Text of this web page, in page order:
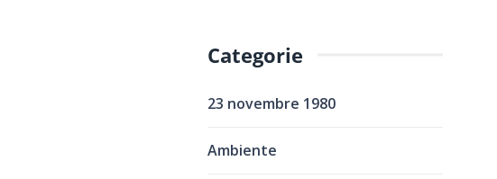
Categorie
23 novembre 1980
Ambiente